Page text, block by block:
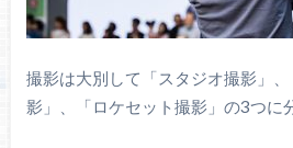
撮影は大別して「スタジオ撮影」
影」、「ロケセット撮影」の3つに